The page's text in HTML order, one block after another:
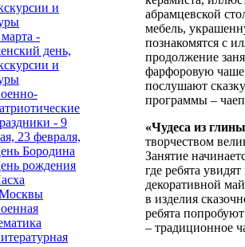
и
-
день,
и
- 9
23 февраля,
Бородина
рождения
абрамцевской
мебель,
познакомятся с
продолжение
фарфоровую
послушают
программы –
«Чудеса из
творчеством
Занятие
где ребята
декоративной
в изделия
ребята
– традиционное